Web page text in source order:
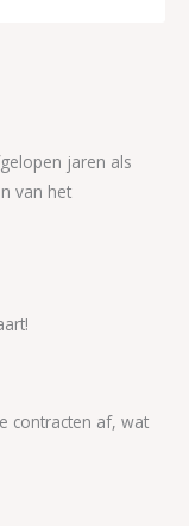
contracten af, wat
jaren als
van het